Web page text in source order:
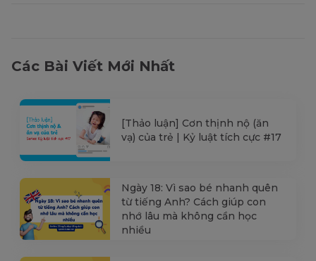
Các Bài Viết Mới Nhất
[Thảo luận] Cơn thịnh nộ (ăn
vạ) của trẻ | Kỷ luật tích cực #17
Ngày 18: Vì sao bé nhanh quên
từ tiếng Anh? Cách giúp con
nhớ lâu mà không cần học
nhiều